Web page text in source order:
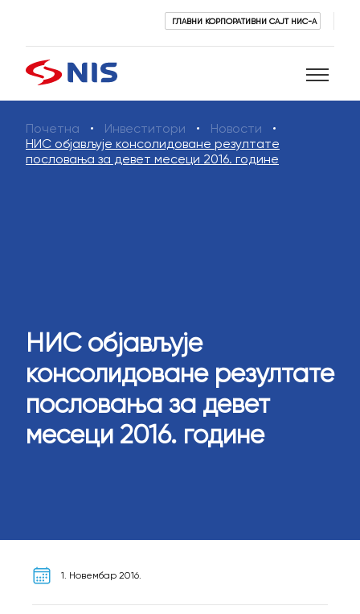
ГЛАВНИ КОРПОРАТИВНИ САЈТ НИС-А
Претражи
Почетна Инвеститори
Новости
НИС објављује консолидоване резултате
пословања за девет месеци 2016. године
НИС објављује
консолидоване резултате
пословања за девет
месеци 2016. године
1. Новембар 2016.